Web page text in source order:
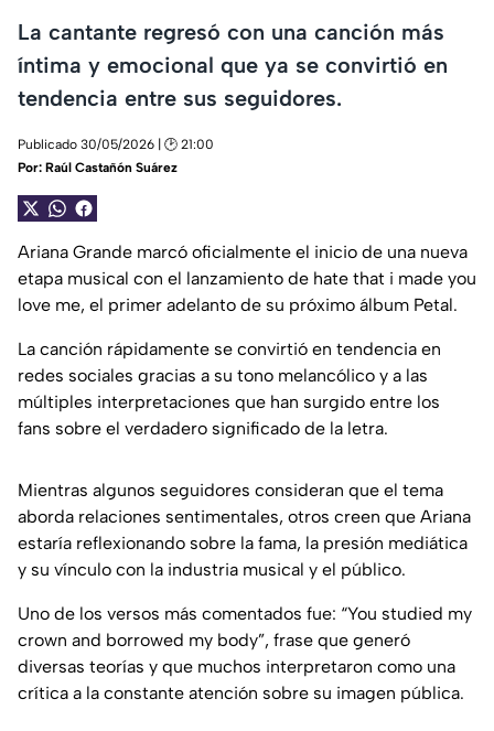
La cantante regresó con una canción más
íntima y emocional que ya se convirtió en
tendencia entre sus seguidores.
Publicado 30/05/2026 | 🕑 21:00
Por: Raúl Castañón Suárez
Ariana Grande marcó oficialmente el inicio de una nueva
etapa musical con el lanzamiento de hate that i made you
love me, el primer adelanto de su próximo álbum Petal.
La canción rápidamente se convirtió en tendencia en
redes sociales gracias a su tono melancólico y a las
múltiples interpretaciones que han surgido entre los
fans sobre el verdadero significado de la letra.
Mientras algunos seguidores consideran que el tema
aborda relaciones sentimentales, otros creen que Ariana
estaría reflexionando sobre la fama, la presión mediática
y su vínculo con la industria musical y el público.
Uno de los versos más comentados fue: “You studied my
crown and borrowed my body”, frase que generó
diversas teorías y que muchos interpretaron como una
crítica a la constante atención sobre su imagen pública.